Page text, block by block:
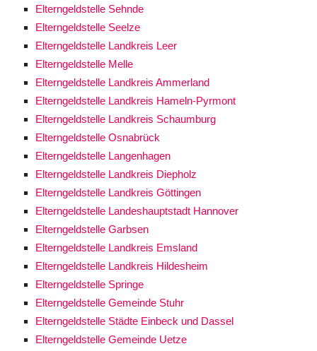
Elterngeldstelle Sehnde
Elterngeldstelle Seelze
Elterngeldstelle Landkreis Leer
Elterngeldstelle Melle
Elterngeldstelle Landkreis Ammerland
Elterngeldstelle Landkreis Hameln-Pyrmont
Elterngeldstelle Landkreis Schaumburg
Elterngeldstelle Osnabrück
Elterngeldstelle Langenhagen
Elterngeldstelle Landkreis Diepholz
Elterngeldstelle Landkreis Göttingen
Elterngeldstelle Landeshauptstadt Hannover
Elterngeldstelle Garbsen
Elterngeldstelle Landkreis Emsland
Elterngeldstelle Landkreis Hildesheim
Elterngeldstelle Springe
Elterngeldstelle Gemeinde Stuhr
Elterngeldstelle Städte Einbeck und Dassel
Elterngeldstelle Gemeinde Uetze